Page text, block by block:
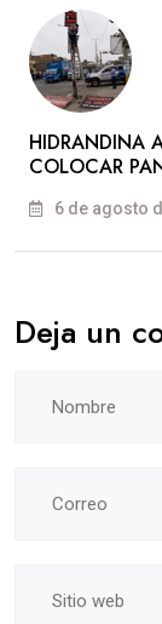
HIDRANDINA
COLOCAR
6 de agosto
Deja un